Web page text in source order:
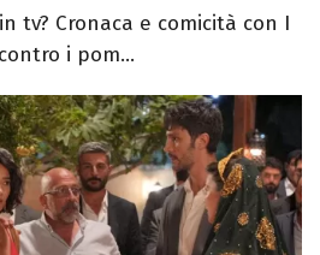
tv? Cronaca e comicità con I
i pom...